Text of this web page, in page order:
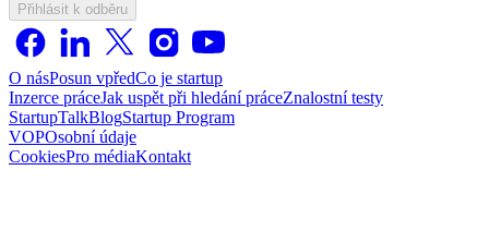
Přihlásit k odběru
O násPosun vpředCo je startup
Inzerce práceJak uspět při hledání práceZnalostní testy
StartupTalkBlogStartup Program
VOPOsobní údaje
CookiesPro médiaKontakt